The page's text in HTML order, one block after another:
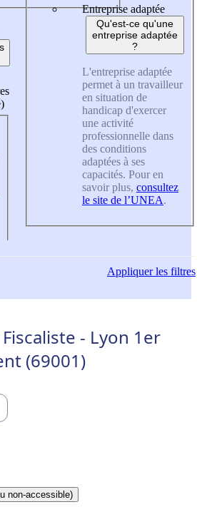
Entreprise adaptée
Qu'est-ce qu'une
entreprise adaptée
?
L'entreprise adaptée
permet à un travailleur
en situation de
handicap d'exercer
une activité
professionnelle dans
des conditions
adaptées à ses
capacités. Pour en
savoir plus, consultez
le site de l’UNEA.
Appliquerles filtres
- Lyon 1er
(69001)
non-accessible)